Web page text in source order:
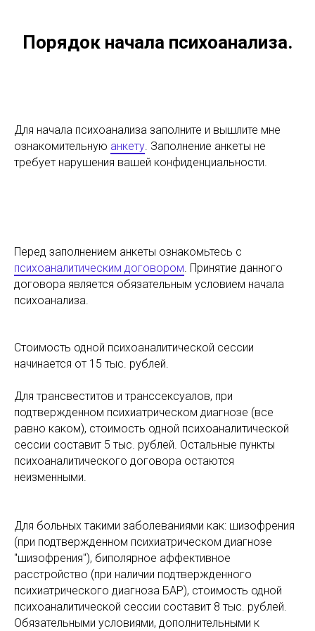
Порядок начала психоанализа.
Для начала психоанализа заполните и вышлите мне
ознакомительную анкету. Заполнение анкеты не
требует нарушения вашей конфиденциальности.
Перед заполнением анкеты ознакомьтесь с
психоаналитическим договором. Принятие данного
договора является обязательным условием начала
психоанализа.
Стоимость одной психоаналитической сессии
начинается от 15 тыс. рублей.
Для трансвеститов и транссексуалов, при
подтвержденном психиатрическом диагнозе (все
равно каком), стоимость одной психоаналитической
сессии составит 5 тыс. рублей. Остальные пункты
психоаналитического договора остаются
неизменными.
Для больных такими заболеваниями как: шизофрения
(при подтвержденном психиатрическом диагнозе
"шизофрения"), биполярное аффективное
расстройство (при наличии подтвержденного
психиатрического диагноза БАР), стоимость одной
психоаналитической сессии составит 8 тыс. рублей.
Обязательными условиями, дополнительными к